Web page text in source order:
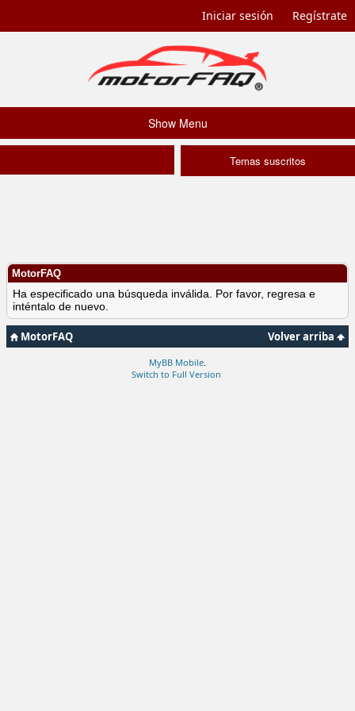
Iniciar sesión Regístrate
Show Menu
Temas suscritos
MotorFAQ
Ha especificado una búsqueda inválida. Por favor, regresa e
inténtalo de nuevo.
Volver arriba
MotorFAQ
MyBB Mobile
Switch to Full Version